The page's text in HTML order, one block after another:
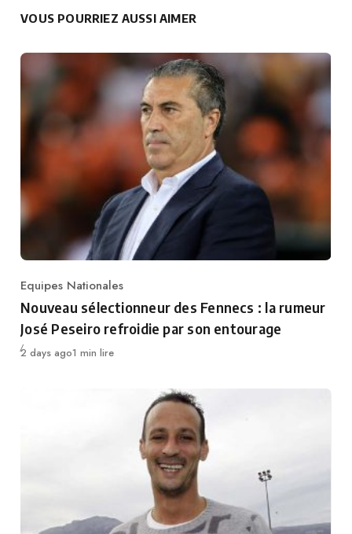
VOUS POURRIEZ AUSSI AIMER
Category
Equipes Nationales
Nouveau sélectionneur des Fennecs : la rumeur
José Peseiro refroidie par son entourage
Publié
2 days ago1 min lire